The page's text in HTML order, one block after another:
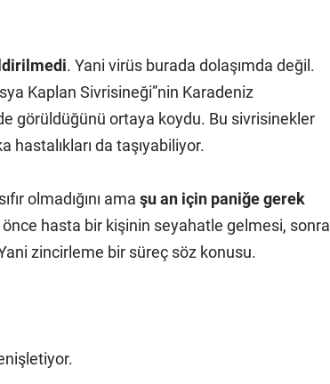
. Yani virüs burada dolaşımda değil.
Kaplan Sivrisineği”nin Karadeniz
görüldüğünü ortaya koydu. Bu sivrisinekler
hastalıkları da taşıyabiliyor.
olmadığını ama şu an için paniğe gerek
hasta bir kişinin seyahatle gelmesi, sonra
zincirleme bir süreç söz konusu.